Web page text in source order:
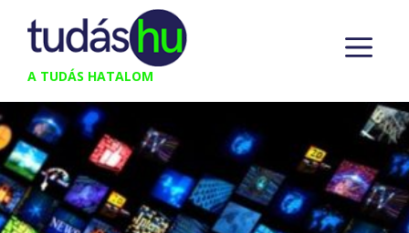
Kilépés
tartalomba
A TUDÁS HATALOM